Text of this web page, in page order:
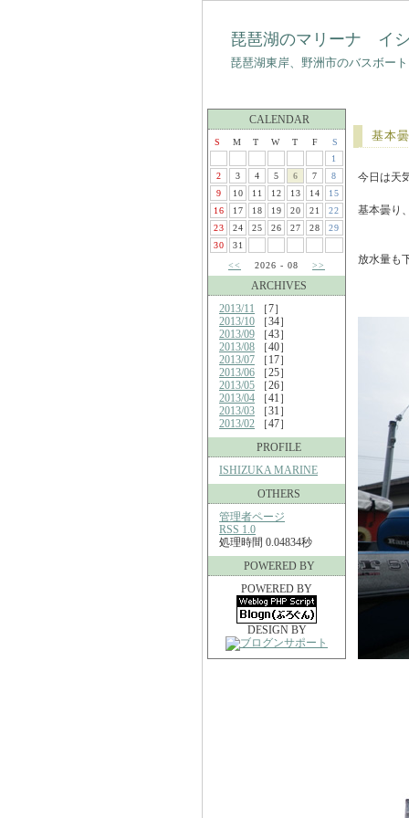
琵琶湖のマリーナ イ
琵琶湖東岸、野洲市のバスボー
CALENDAR
S M T W T F
S
1
2
3 4 5 6 7
8
9
10 11 12 13 14
15
16
17 18 19 20 21
22
23
24 25 26 27 28
29
30
31
<<
2026 - 08 >>
ARCHIVES
2013/11 ［7］
2013/10 ［34］
2013/09 ［43］
2013/08 ［40］
2013/07 ［17］
2013/06 ［25］
2013/05 ［26］
2013/04 ［41］
2013/03 ［31］
2013/02 ［47］
PROFILE
ISHIZUKA MARINE
OTHERS
管理者ページ
RSS 1.0
処理時間 0.04834秒
POWERED BY
POWERED BY
DESIGN BY
基本
今日は天
基本曇り
放水量も